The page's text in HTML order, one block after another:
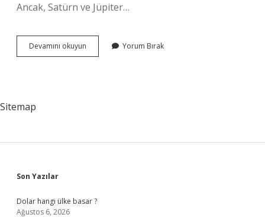
Ancak, Satürn ve Jüpiter…
Devamını okuyun
Karasal
Yorum Bırak
Sitemap
Sidebar
Son Yazılar
Dolar hangi ülke basar ?
Ağustos 6, 2026